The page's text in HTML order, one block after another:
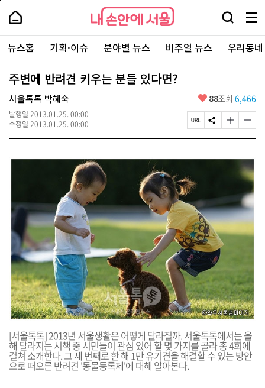
본
로
가
내
손
안
에
서
울
-
서
울
시
대
표
소
포
내
손
에
울
검
창
열
기
메
뉴
전
체
보
주
요
서
뉴스홈 기획·이슈 분야별 뉴스 비주얼 뉴스 우리동
주변에 반려견 키우는 분들 있다면?
서울톡톡 박혜숙
발행일 2013.01.25. 00:00
수정일 2013.01.25. 00:00
좋
요
88조회 6,466
페
이
U
R
복
S
N
공
유
글
자
기
크
경
하
기
글
자
기
작
게
변
경
하
기
[서울톡톡] 2013년 서울생활은 어떻게 달라질까. 서울톡톡에서는 올
해 달라지는 시책 중 시민들이 관심 있어 할 몇 가지를 골라 총 4회에
걸쳐 소개한다. 그 세 번째로 한 해 1만 유기견을 해결할 수 있는 방안
으로 떠오른 반려견 '동물등록제'에 대해 알아본다.
페
상
단
로